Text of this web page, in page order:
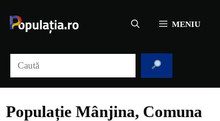
conținut
MENIU
Populație Mânjina, Comuna